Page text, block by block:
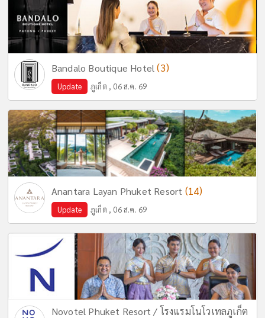
Bandalo Boutique Hotel(3)
Update ภูเก็ต , 06 ส.ค. 69
Anantara Layan Phuket Resort (14)
Update ภูเก็ต , 06 ส.ค. 69
Novotel Phuket Resort / โรงแรมโนโวเทลภูเก็ต